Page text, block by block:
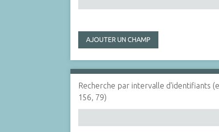
AJOUTER UN CHAMP
Recherche par intervalle d'identifiants
156, 79)